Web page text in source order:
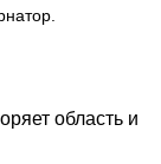
область и